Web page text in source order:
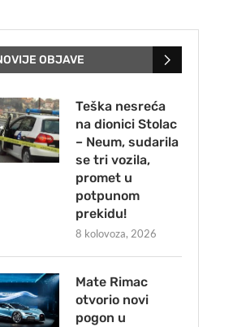
OBJAVE
Teška nesreća
na dionici Stolac
– Neum, sudarila
se tri vozila,
promet u
potpunom
prekidu!
8 kolovoza, 2026
Mate Rimac
otvorio novi
pogon u